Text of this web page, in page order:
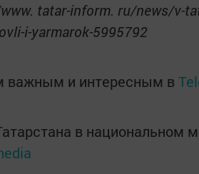
tatar-inform. ru/news/v-
i-yarmarok-5995792
важным и интересным в
в национальном